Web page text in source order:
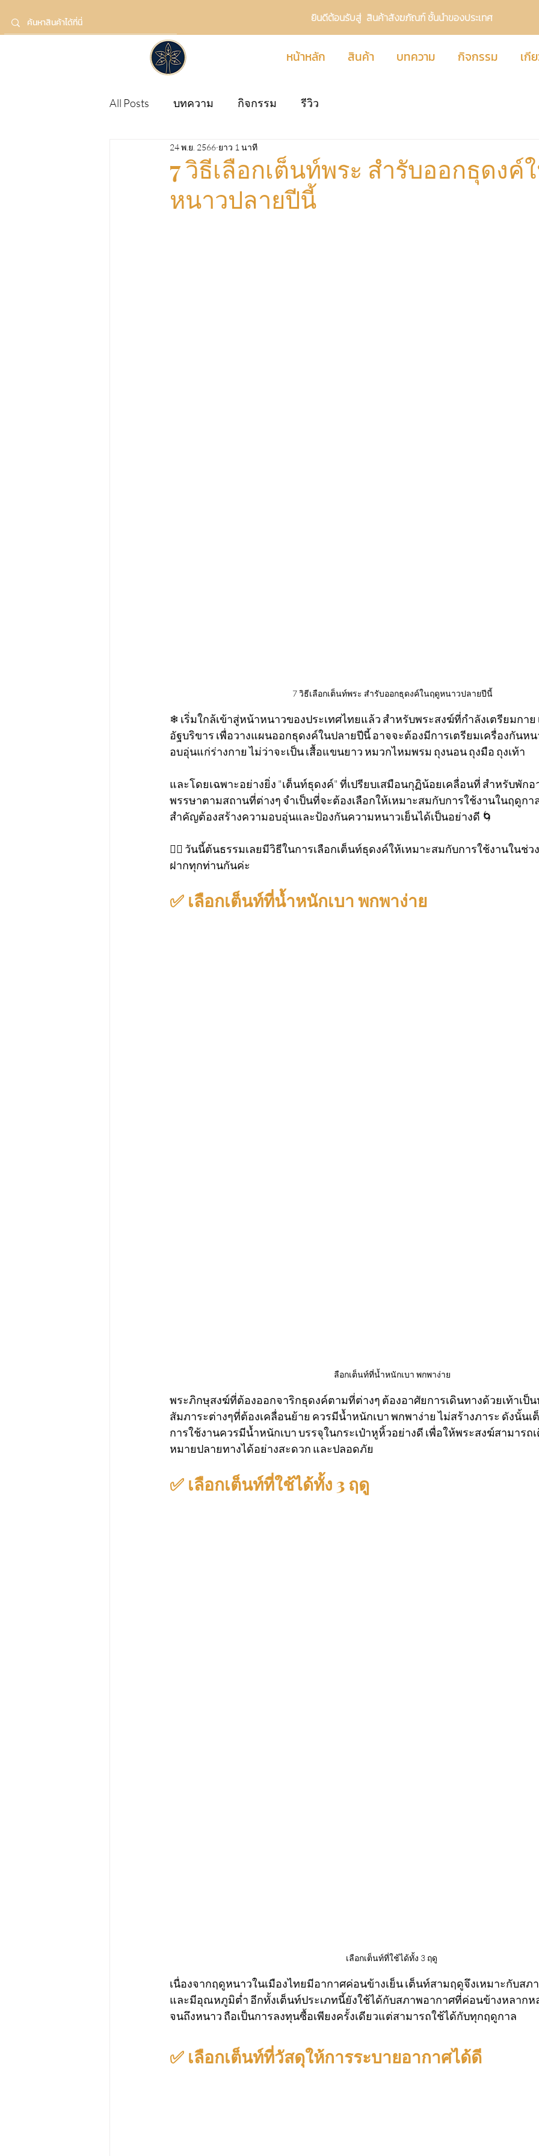
ยินดีต้อนรับสู่ สินค้าสังฆภัณฑ์ ชั้นนำของประเทศ
หน้าหลัก สินค้า บทความ กิจกรรม เกี
All Posts บทความ กิจกรรม รีวิว
7 วิธีเลือกเต็นท์พระ สำรับออกธุดงค์
หนาวปลายปีนี้
24 พ.ย. 2566 ยาว 1 นาที
7 วิธีเลือกเต็นท์พระ สำรับออกธุดงค์ในฤดูหนาวปลายปีนี้
❄ เริ่มใกล้เข้าสู่หน้าหนาวของประเทศไทยแล้ว สำหรับพระสงฆ์ที่กำลังเตรียมกาย
อัฐบริขาร เพื่อวางแผนออกธุดงค์ในปลายปีนี้ อาจจะต้องมีการเตรียมเครื่องกันห
อบอุ่นแก่ร่างกาย ไม่ว่าจะเป็น เสื้อแขนยาว หมวกไหมพรม ถุงนอน ถุงมือ ถุงเท้า
และโดยเฉพาะอย่างยิ่ง "เต็นท์ธุดงค์" ที่เปรียบเสมือนกุฏิน้อยเคลื่อนที่ สำหรับพัก
พรรษาตามสถานที่ต่างๆ จำเป็นที่จะต้องเลือกให้เหมาะสมกับการใช้งานในฤดูกา
สำคัญต้องสร้างความอบอุ่นและป้องกันความหนาวเย็นได้เป็นอย่างดี 🌀
💁‍♀️ วันนี้ต้นธรรมเลยมีวิธีในการเลือกเต็นท์ธุดงค์ให้เหมาะสมกับการใช้งานในช่
ฝากทุกท่านกันค่ะ
✅ เลือกเต็นท์ที่น้ำหนักเบา พกพาง่าย
ลือกเต็นท์ที่น้ำหนักเบา พกพาง่าย
พระภิกษุสงฆ์ที่ต้องออกจาริกธุดงค์ตามที่ต่างๆ ต้องอาศัยการเดินทางด้วยเท้าเป็
สัมภาระต่างๆที่ต้องเคลื่อนย้าย ควรมีน้ำหนักเบา พกพาง่าย ไม่สร้างภาระ ดังนั้น
การใช้งานควรมีน้ำหนักเบา บรรจุในกระเป๋าหูหิ้วอย่างดี เพื่อให้พระสงฆ์สามารถ
หมายปลายทางได้อย่างสะดวก และปลอดภัย
✅ เลือกเต็นท์ที่ใช้ได้ทั้ง 3 ฤดู
เลือกเต็นท์ที่ใช้ได้ทั้ง 3 ฤดู
เนื่องจากฤดูหนาวในเมืองไทยมีอากาศค่อนข้างเย็น เต็นท์สามฤดูจึงเหมาะกับสภ
และมีอุณหภูมิต่ำ อีกทั้งเต็นท์ประเภทนี้ยังใช้ได้กับสภาพอากาศที่ค่อนข้างหลากห
จนถึงหนาว ถือเป็นการลงทุนซื้อเพียงครั้งเดียวแต่สามารถใช้ได้กับทุกฤดูกาล
✅ เลือกเต็นท์ที่วัสดุให้การระบายอากาศได้ดี